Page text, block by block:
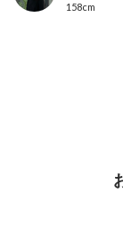
158cm